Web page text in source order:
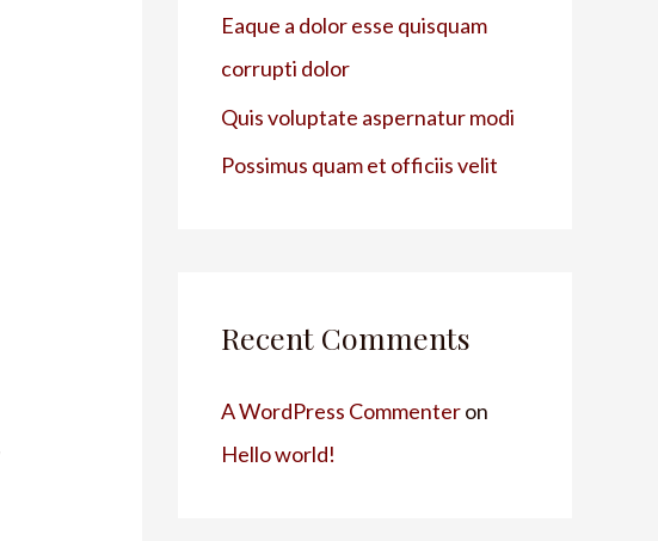
Eaque a dolor esse quisquam
corrupti dolor
Quis voluptate aspernatur modi
Possimus quam et officiis velit
Recent Comments
A WordPress Commenteron
Hello world!